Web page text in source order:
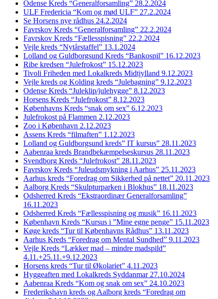
Odense Kreds “Generalforsamling” 28.2.2024
ULF Fredericia “Kom og mød ULF” 27.2.2024
Se Horsens nye rådhus 24.2.2024
Favrskov Kreds “Generalforsamling” 22.2.2024
Favrskov Kreds “Fællesspisning” 22.2.2024
Vejle kreds “Nytårstaffel” 13.1.2024
Lolland og Guldborgsund Kreds “Bankospil” 16.12.2023
Ribe kredsen “Julefrokost” 15.12.2023
Tivoli Friheden med Lokalkreds Midtjylland 9.12.2023
Vejle kreds og Kolding kreds “Julebagning” 9.12.2023
Odense Kreds “Juleklip/julehygge” 8.12.2023
Horsens Kreds “Julefrokost” 8.12.2023
Københavns Kreds “snak om sex” 6.12.2023
Julefrokost på Flammen 2.12.2023
Zoo i København 2.12.2023
Assens Kreds “filmaften” 1.12.2023
Lolland og Guldborgsund kreds” IT kursus” 28.11.2023
Aabenraa kreds Brandbekæmpelseskursus 28.11.2023
Svendborg Kreds “Julefrokost” 28.11.2023
Favrskov Kreds “Juleudsmykning i Aarhus” 25.11.2023
Aarhus kreds “Foredrag om Sikkerhed på nettet” 20.11.2023
Aalborg Kreds “Skulpturparken i Blokhus” 18.11.2023
Odsherred Kreds “Ekstraordinær Generalforsamling”
16.11.2023
Odsherred Kreds “Fællesspisning og musik” 16.11.2023
København Kreds “Kursus i ”Mine egne penge” 15.11.2023
Køge kreds “Tur til Københavns Rådhus” 13.11.2023
Aarhus Kreds “Foredrag om Mental Sundhed” 9.11.2023
Vejle Kreds “Lækker mad – mindre madspild”
4.11.+25.11.+9.12.2023
Horsens kreds “Tur til Økolariet” 4.11.2023
Hyggeaften med Lokalkreds Syddanmar 27.10.2024
Aabenraa Kreds “Kom og snak om sex” 24.10.2023
Frederikshavn kreds og Aalborg kreds “Foredrag om